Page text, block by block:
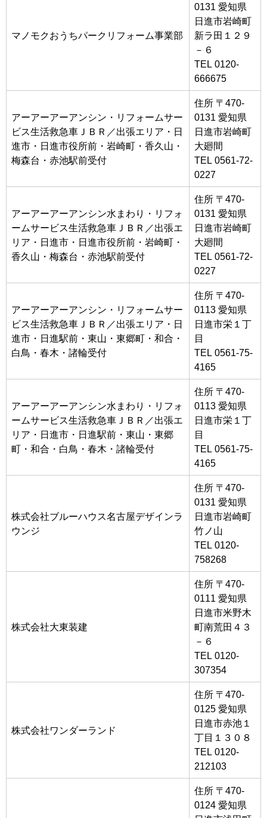
マノモクおうちパークリフォーム事業部
0131 愛知県
日進市岩崎町
新ラ田１２９
－６
TEL 0120-
666675
アーアーアーアンシン・リフォームサー
ビス生活救急車ＪＢＲ／出張エリア・日
進市・日進市役所前・岩崎町・香久山・
梅森台・赤池駅前受付
住所 〒470-
0131 愛知県
日進市岩崎町
大廻間
TEL 0561-72-
0227
アーアーアーアンシン水まわり・リフォ
ームサービス生活救急車ＪＢＲ／出張エ
リア・日進市・日進市役所前・岩崎町・
香久山・梅森台・赤池駅前受付
住所 〒470-
0131 愛知県
日進市岩崎町
大廻間
TEL 0561-72-
0227
アーアーアーアンシン・リフォームサー
ビス生活救急車ＪＢＲ／出張エリア・日
進市・日進駅前・東山・東郷町・和合・
白鳥・春木・諸輪受付
住所 〒470-
0113 愛知県
日進市栄１丁
目
TEL 0561-75-
4165
アーアーアーアンシン水まわり・リフォ
ームサービス生活救急車ＪＢＲ／出張エ
リア・日進市・日進駅前・東山・東郷
町・和合・白鳥・春木・諸輪受付
住所 〒470-
0113 愛知県
日進市栄１丁
目
TEL 0561-75-
4165
株式会社ブルーハウス名古屋デザインラ
ウンジ
住所 〒470-
0131 愛知県
日進市岩崎町
竹ノ山
TEL 0120-
758268
株式会社大東装建
住所 〒470-
0111 愛知県
日進市米野木
町南荒田４３
－６
TEL 0120-
307354
株式会社ワンダーランド
住所 〒470-
0125 愛知県
日進市赤池１
丁目１３０８
TEL 0120-
212103
住所 〒470-
0124 愛知県